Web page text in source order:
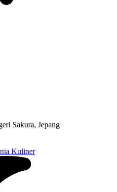
Sakura, Jepang